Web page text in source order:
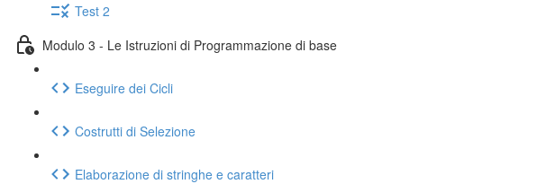
Test 2
Modulo 3 - Le Istruzioni di Programmazione di base
Eseguire dei Cicli
Costrutti di Selezione
Elaborazione di stringhe e caratteri